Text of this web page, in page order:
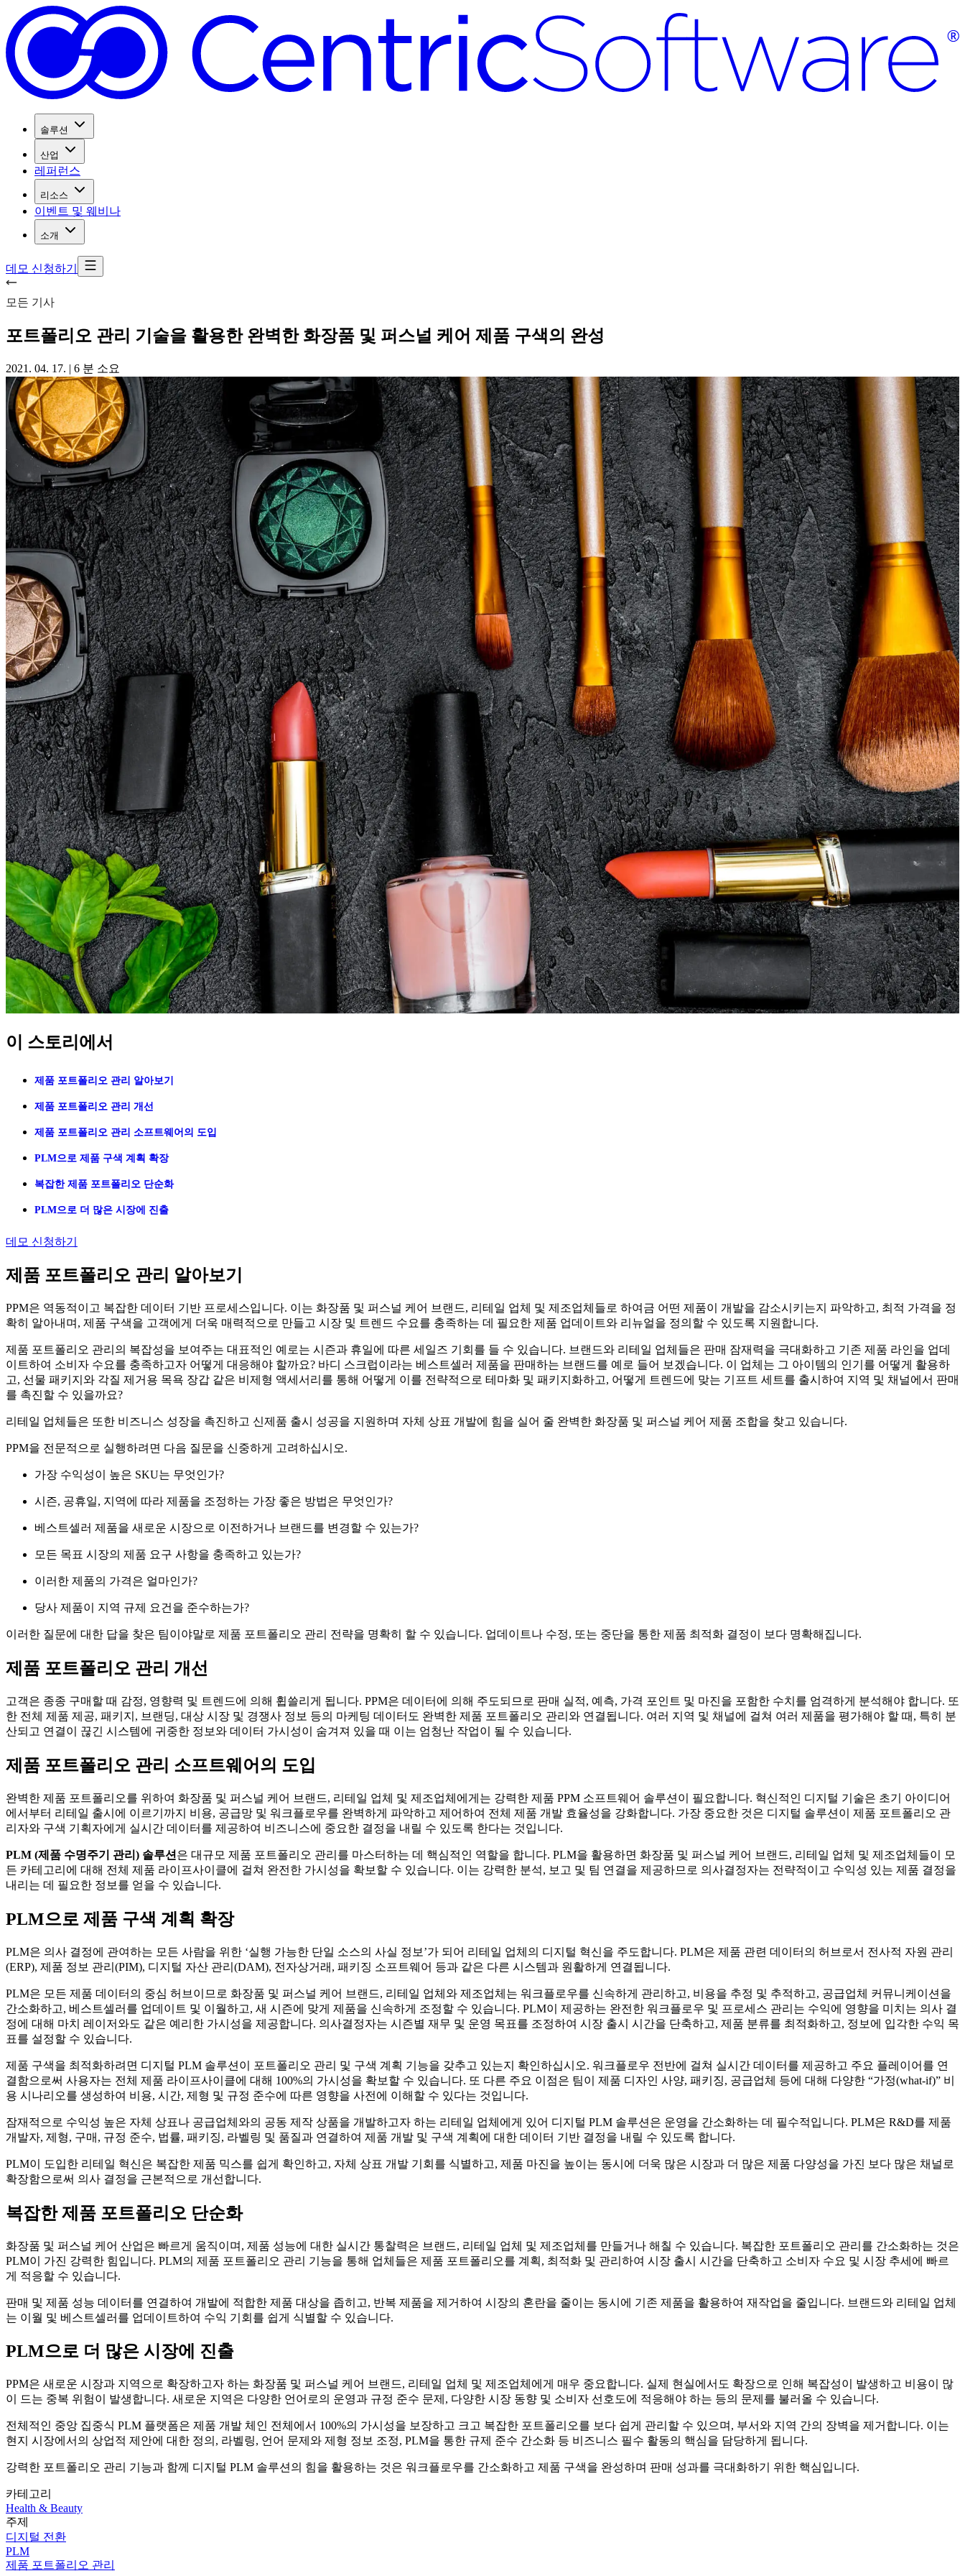
솔루션
산업
레퍼런스
리소스
이벤트 및 웨비나
소개
데모 신청하기
모든 기사
포트폴리오 관리 기술을 활용한 완벽한 화장품 및 퍼스널 케어 제품 구색의 완성
2021. 04. 17. | 6 분 소요
이 스토리에서
제품 포트폴리오 관리 알아보기
제품 포트폴리오 관리 개선
제품 포트폴리오 관리 소프트웨어의 도입
PLM으로 제품 구색 계획 확장
복잡한 제품 포트폴리오 단순화
PLM으로 더 많은 시장에 진출
데모 신청하기
제품 포트폴리오 관리 알아보기
PPM은 역동적이고 복잡한 데이터 기반 프로세스입니다. 이는 화장품 및 퍼스널 케어 브랜드, 리테일 업체 및 제조업체들로 하여금 어떤 제품이 개발을 감소시키는지 파악하고, 최적 가격을 정
확히 알아내며, 제품 구색을 고객에게 더욱 매력적으로 만들고 시장 및 트렌드 수요를 충족하는 데 필요한 제품 업데이트와 리뉴얼을 정의할 수 있도록 지원합니다.
제품 포트폴리오 관리의 복잡성을 보여주는 대표적인 예로는 시즌과 휴일에 따른 세일즈 기회를 들 수 있습니다. 브랜드와 리테일 업체들은 판매 잠재력을 극대화하고 기존 제품 라인을 업데
이트하여 소비자 수요를 충족하고자 어떻게 대응해야 할까요? 바디 스크럽이라는 베스트셀러 제품을 판매하는 브랜드를 예로 들어 보겠습니다. 이 업체는 그 아이템의 인기를 어떻게 활용하
고, 선물 패키지와 각질 제거용 목욕 장갑 같은 비제형 액세서리를 통해 어떻게 이를 전략적으로 테마화 및 패키지화하고, 어떻게 트렌드에 맞는 기프트 세트를 출시하여 지역 및 채널에서 판매
를 촉진할 수 있을까요?
리테일 업체들은 또한 비즈니스 성장을 촉진하고 신제품 출시 성공을 지원하며 자체 상표 개발에 힘을 실어 줄 완벽한 화장품 및 퍼스널 케어 제품 조합을 찾고 있습니다.
PPM을 전문적으로 실행하려면 다음 질문을 신중하게 고려하십시오.
가장 수익성이 높은 SKU는 무엇인가?
시즌, 공휴일, 지역에 따라 제품을 조정하는 가장 좋은 방법은 무엇인가?
베스트셀러 제품을 새로운 시장으로 이전하거나 브랜드를 변경할 수 있는가?
모든 목표 시장의 제품 요구 사항을 충족하고 있는가?
이러한 제품의 가격은 얼마인가?
당사 제품이 지역 규제 요건을 준수하는가?
이러한 질문에 대한 답을 찾은 팀이야말로 제품 포트폴리오 관리 전략을 명확히 할 수 있습니다. 업데이트나 수정, 또는 중단을 통한 제품 최적화 결정이 보다 명확해집니다.
제품 포트폴리오 관리 개선
고객은 종종 구매할 때 감정, 영향력 및 트렌드에 의해 휩쓸리게 됩니다. PPM은 데이터에 의해 주도되므로 판매 실적, 예측, 가격 포인트 및 마진을 포함한 수치를 엄격하게 분석해야 합니다. 또
한 전체 제품 제공, 패키지, 브랜딩, 대상 시장 및 경쟁사 정보 등의 마케팅 데이터도 완벽한 제품 포트폴리오 관리와 연결됩니다. 여러 지역 및 채널에 걸쳐 여러 제품을 평가해야 할 때, 특히 분
산되고 연결이 끊긴 시스템에 귀중한 정보와 데이터 가시성이 숨겨져 있을 때 이는 엄청난 작업이 될 수 있습니다.
제품 포트폴리오 관리 소프트웨어의 도입
완벽한 제품 포트폴리오를 위하여 화장품 및 퍼스널 케어 브랜드, 리테일 업체 및 제조업체에게는 강력한 제품 PPM 소프트웨어 솔루션이 필요합니다. 혁신적인 디지털 기술은 초기 아이디어
에서부터 리테일 출시에 이르기까지 비용, 공급망 및 워크플로우를 완벽하게 파악하고 제어하여 전체 제품 개발 효율성을 강화합니다. 가장 중요한 것은 디지털 솔루션이 제품 포트폴리오 관
리자와 구색 기획자에게 실시간 데이터를 제공하여 비즈니스에 중요한 결정을 내릴 수 있도록 한다는 것입니다.
PLM (제품 수명주기 관리) 솔루션 은 대규모 제품 포트폴리오 관리를 마스터하는 데 핵심적인 역할을 합니다. PLM을 활용하면 화장품 및 퍼스널 케어 브랜드, 리테일 업체 및 제조업체들이 모
든 카테고리에 대해 전체 제품 라이프사이클에 걸쳐 완전한 가시성을 확보할 수 있습니다. 이는 강력한 분석, 보고 및 팀 연결을 제공하므로 의사결정자는 전략적이고 수익성 있는 제품 결정을
내리는 데 필요한 정보를 얻을 수 있습니다.
PLM으로 제품 구색 계획 확장
PLM은 의사 결정에 관여하는 모든 사람을 위한 ‘실행 가능한 단일 소스의 사실 정보’가 되어 리테일 업체의 디지털 혁신을 주도합니다. PLM은 제품 관련 데이터의 허브로서 전사적 자원 관리
(ERP), 제품 정보 관리(PIM), 디지털 자산 관리(DAM), 전자상거래, 패키징 소프트웨어 등과 같은 다른 시스템과 원활하게 연결됩니다.
PLM은 모든 제품 데이터의 중심 허브이므로 화장품 및 퍼스널 케어 브랜드, 리테일 업체와 제조업체는 워크플로우를 신속하게 관리하고, 비용을 추정 및 추적하고, 공급업체 커뮤니케이션을
간소화하고, 베스트셀러를 업데이트 및 이월하고, 새 시즌에 맞게 제품을 신속하게 조정할 수 있습니다. PLM이 제공하는 완전한 워크플로우 및 프로세스 관리는 수익에 영향을 미치는 의사 결
정에 대해 마치 레이저와도 같은 예리한 가시성을 제공합니다. 의사결정자는 시즌별 재무 및 운영 목표를 조정하여 시장 출시 시간을 단축하고, 제품 분류를 최적화하고, 정보에 입각한 수익 목
표를 설정할 수 있습니다.
제품 구색을 최적화하려면 디지털 PLM 솔루션이 포트폴리오 관리 및 구색 계획 기능을 갖추고 있는지 확인하십시오. 워크플로우 전반에 걸쳐 실시간 데이터를 제공하고 주요 플레이어를 연
결함으로써 사용자는 전체 제품 라이프사이클에 대해 100%의 가시성을 확보할 수 있습니다. 또 다른 주요 이점은 팀이 제품 디자인 사양, 패키징, 공급업체 등에 대해 다양한 “가정(what-if)” 비
용 시나리오를 생성하여 비용, 시간, 제형 및 규정 준수에 따른 영향을 사전에 이해할 수 있다는 것입니다.
잠재적으로 수익성 높은 자체 상표나 공급업체와의 공동 제작 상품을 개발하고자 하는 리테일 업체에게 있어 디지털 PLM 솔루션은 운영을 간소화하는 데 필수적입니다. PLM은 R&D를 제품
개발자, 제형, 구매, 규정 준수, 법률, 패키징, 라벨링 및 품질과 연결하여 제품 개발 및 구색 계획에 대한 데이터 기반 결정을 내릴 수 있도록 합니다.
PLM이 도입한 리테일 혁신은 복잡한 제품 믹스를 쉽게 확인하고, 자체 상표 개발 기회를 식별하고, 제품 마진을 높이는 동시에 더욱 많은 시장과 더 많은 제품 다양성을 가진 보다 많은 채널로
확장함으로써 의사 결정을 근본적으로 개선합니다.
복잡한 제품 포트폴리오 단순화
화장품 및 퍼스널 케어 산업은 빠르게 움직이며, 제품 성능에 대한 실시간 통찰력은 브랜드, 리테일 업체 및 제조업체를 만들거나 해칠 수 있습니다. 복잡한 포트폴리오 관리를 간소화하는 것은
PLM이 가진 강력한 힘입니다. PLM의 제품 포트폴리오 관리 기능을 통해 업체들은 제품 포트폴리오를 계획, 최적화 및 관리하여 시장 출시 시간을 단축하고 소비자 수요 및 시장 추세에 빠르
게 적응할 수 있습니다.
판매 및 제품 성능 데이터를 연결하여 개발에 적합한 제품 대상을 좁히고, 반복 제품을 제거하여 시장의 혼란을 줄이는 동시에 기존 제품을 활용하여 재작업을 줄입니다. 브랜드와 리테일 업체
는 이월 및 베스트셀러를 업데이트하여 수익 기회를 쉽게 식별할 수 있습니다.
PLM으로 더 많은 시장에 진출
PPM은 새로운 시장과 지역으로 확장하고자 하는 화장품 및 퍼스널 케어 브랜드, 리테일 업체 및 제조업체에게 매우 중요합니다. 실제 현실에서도 확장으로 인해 복잡성이 발생하고 비용이 많
이 드는 중복 위험이 발생합니다. 새로운 지역은 다양한 언어로의 운영과 규정 준수 문제, 다양한 시장 동향 및 소비자 선호도에 적응해야 하는 등의 문제를 불러올 수 있습니다.
전체적인 중앙 집중식 PLM 플랫폼은 제품 개발 체인 전체에서 100%의 가시성을 보장하고 크고 복잡한 포트폴리오를 보다 쉽게 ​​관리할 수 있으며, 부서와 지역 간의 장벽을 제거합니다. 이는
현지 시장에서의 상업적 제안에 대한 정의, 라벨링, 언어 문제와 제형 정보 조정, PLM을 통한 규제 준수 간소화 등 비즈니스 필수 활동의 핵심을 담당하게 됩니다.
강력한 포트폴리오 관리 기능과 함께 디지털 PLM 솔루션의 힘을 활용하는 것은 워크플로우를 간소화하고 제품 구색을 완성하며 판매 성과를 극대화하기 위한 핵심입니다.
카테고리
Health & Beauty
주제
디지털 전환
PLM
제품 포트폴리오 관리